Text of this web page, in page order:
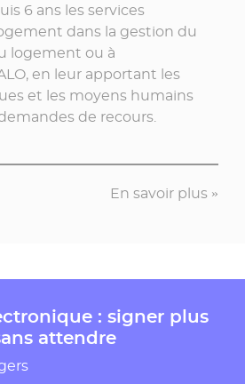
6 ans les services
dans la gestion du
logement ou à
en leur apportant les
et les moyens humains
de recours.
En savoir plus »
: signer plus
attendre